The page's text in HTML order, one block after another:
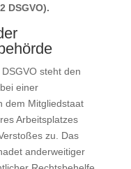
DSGVO).
steht den
einer
dem Mitgliedstaat
Arbeitsplatzes
zu. Das
anderweitiger